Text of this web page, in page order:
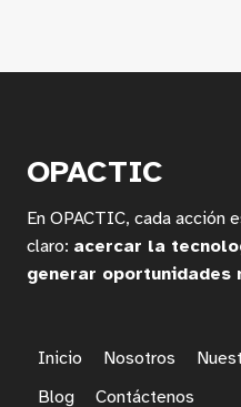
OPACTIC
En OPACTIC, cada acción
claro: acercar la
generar
Inicio Nosotros
Blog
Contáctenos